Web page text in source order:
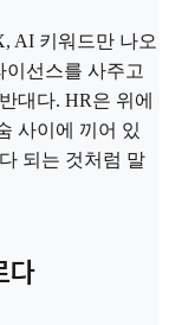
AI 키워드만 나오
선스를 사주고
대다. HR은 위에
사이에 끼어 있
되는 것처럼 말
다